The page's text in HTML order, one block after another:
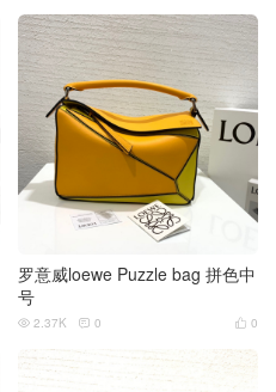
罗意威loewe Puzzle bag 拼色中
号
 0
 2.37K  0